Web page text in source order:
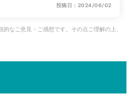
投稿日：2024/06/02
なご意見・ご感想です。その点ご理解の上、